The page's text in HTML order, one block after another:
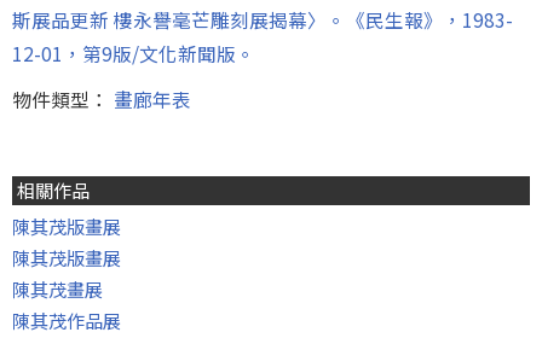
斯展品更新 樓永譽毫芒雕刻展揭幕〉。《民生報》，1983-
12-01，第9版/文化新聞版。
物件類型： 畫廊年表
相關作品
陳其茂版畫展
陳其茂版畫展
陳其茂畫展
陳其茂作品展